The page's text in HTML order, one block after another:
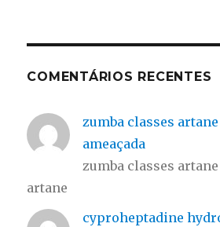
COMENTÁRIOS RECENTES
zumba classes artane
ameaçada
zumba classes
artane
cyproheptadine